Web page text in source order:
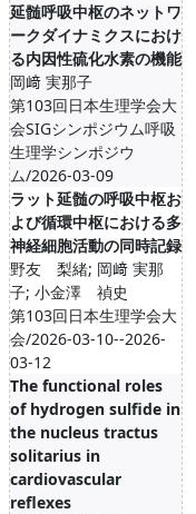
延髄呼吸中枢のネットワ
ークダイナミクスにおけ
る内因性硫化水素の機能
岡﨑 実那子
第103回日本生理学会大
会SIGシンポジウム呼吸
生理学シンポジウ
ム/2026-03-09
ラット延髄の呼吸中枢お
よび循環中枢における多
神経細胞活動の同時記録
野友 梨緒; 岡﨑 実那
子; 小金澤 禎史
第103回日本生理学会大
会/2026-03-10--2026-
03-12
The functional roles
of hydrogen sulfide in
the nucleus tractus
solitarius in
cardiovascular
reflexes